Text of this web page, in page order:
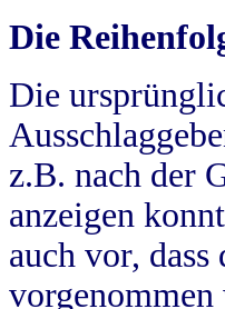
Die
Die
z.B. nach der
anzeigen
auch vor,